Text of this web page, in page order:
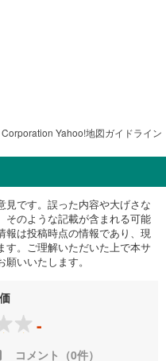
Corporation Yahoo!地図ガイドライン
見です。誤った内容や大げさな
そのような記載が含まれる可能
報は投稿時点の情報であり、現
す。ご理解いただいた上で本サ
いいたします。
-
コメント（0件）